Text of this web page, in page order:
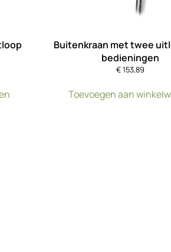
Buitenkraan met twee
bedieningen
€153,89
Toevoegen aan